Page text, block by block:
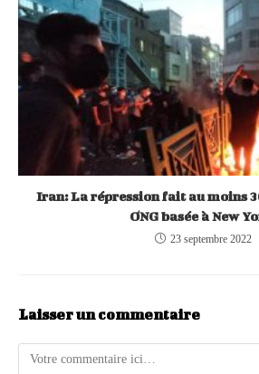
Iran: La répression fait au moins
ONG basée à New
23 septembre 2022
Laisser un commentaire